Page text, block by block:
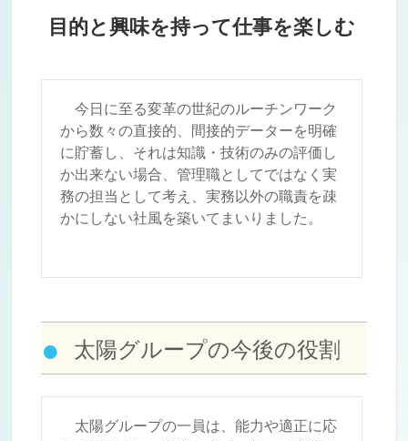
目的と興味を持って仕事を楽しむ
今日に至る変革の世紀のルーチンワーク
から数々の直接的、間接的データーを明確
に貯蓄し、それは知識・技術のみの評価し
か出来ない場合、管理職としてではなく実
務の担当として考え、実務以外の職責を疎
かにしない社風を築いてまいりました。
太陽グループの今後の役割
太陽グループの一員は、能力や適正に応